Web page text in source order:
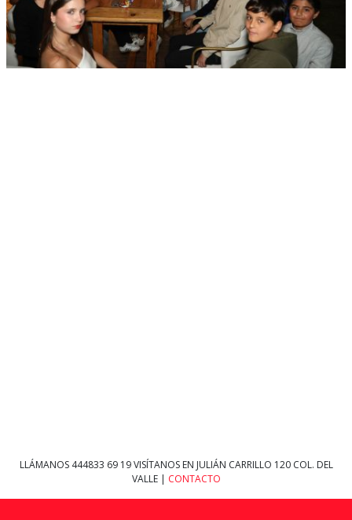
LLÁMANOS 444833 69 19VISÍTANOS EN JULIÁN CARRILLO 120 COL. DEL
VALLE | CONTACTO